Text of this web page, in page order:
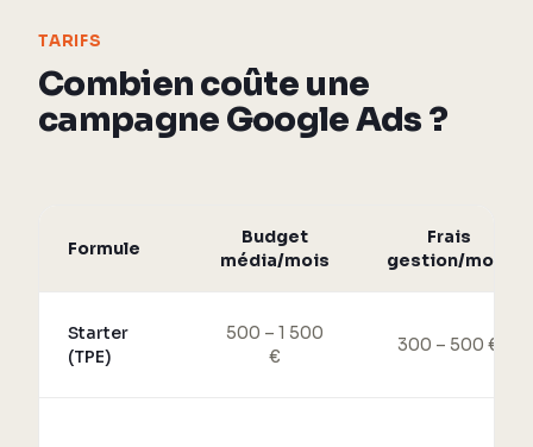
TARIFS
Combien coûte une
campagne Google Ads ?
Formule
Budget
média/mois
Frais
gestion/mois
Starter
(TPE)
500 – 1 500
€
300 – 500 €